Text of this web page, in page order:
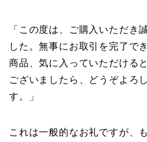
「この度は、ご購入いただき
した。無事にお取引を完了で
商品、気に入っていただける
ございましたら、どうぞよろ
す。」
これは一般的なお礼ですが、